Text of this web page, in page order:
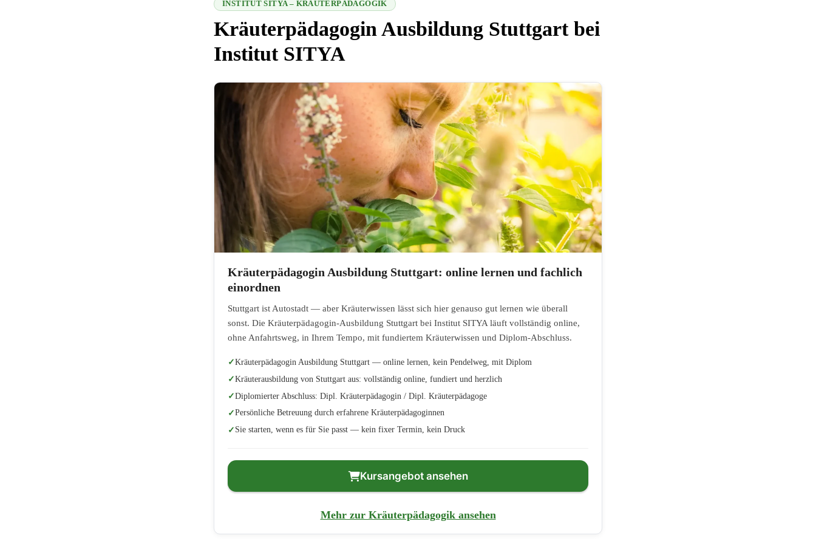
INSTITUT SITYA – KRÄUTERPÄDAGOGIK
Kräuterpädagogin Ausbildung Stuttgart bei
Institut SITYA
216.73.216.50 2026-08-07 12:48:23
Kräuterpädagogin Ausbildung Stuttgart: online lernen und fachlich
einordnen
Stuttgart ist Autostadt — aber Kräuterwissen lässt sich hier genauso gut lernen wie überall
sonst. Die Kräuterpädagogin-Ausbildung Stuttgart bei Institut SITYA läuft vollständig online,
ohne Anfahrtsweg, in Ihrem Tempo, mit fundiertem Kräuterwissen und Diplom-Abschluss.
Kräuterpädagogin Ausbildung Stuttgart — online lernen, kein Pendelweg, mit Diplom
Kräuterausbildung von Stuttgart aus: vollständig online, fundiert und herzlich
Diplomierter Abschluss: Dipl. Kräuterpädagogin / Dipl. Kräuterpädagoge
Persönliche Betreuung durch erfahrene Kräuterpädagoginnen
Sie starten, wenn es für Sie passt — kein fixer Termin, kein Druck
Kursangebot ansehen
Mehr zur Kräuterpädagogik ansehen